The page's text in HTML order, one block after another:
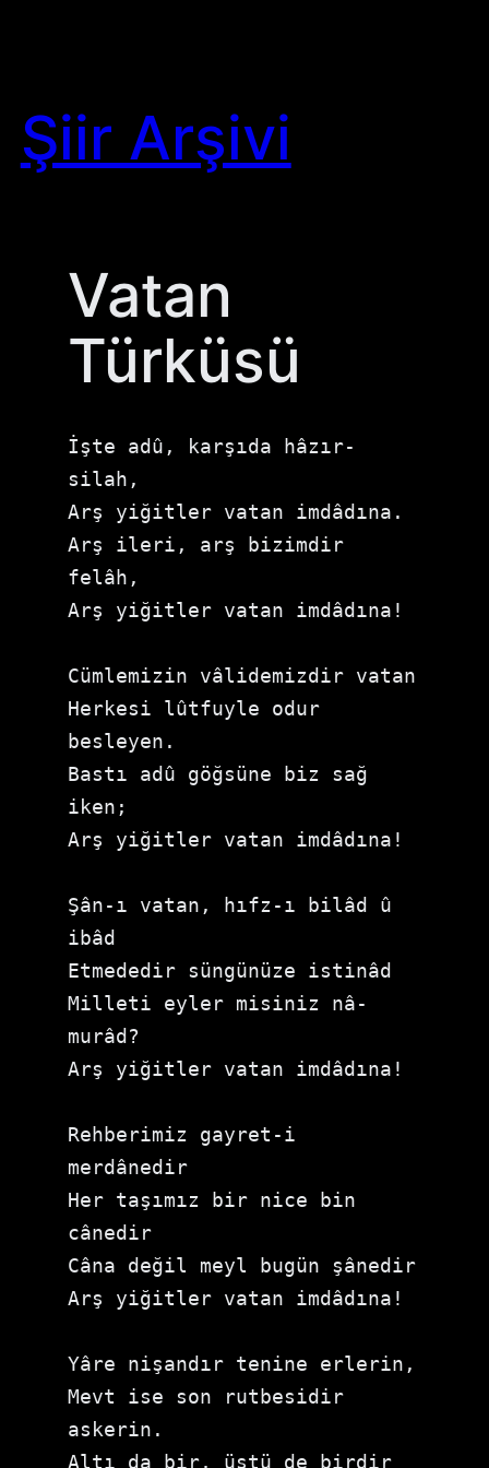
Şiir Arşivi
Vatan
Türküsü
İşte adû, karşıda hâzır-
silah,
Arş yiğitler vatan imdâdına.
Arş ileri, arş bizimdir
felâh,
Arş yiğitler vatan imdâdına!
Cümlemizin vâlidemizdir vatan
Herkesi lûtfuyle odur
besleyen.
Bastı adû göğsüne biz sağ
iken;
Arş yiğitler vatan imdâdına!
Şân-ı vatan, hıfz-ı bilâd û
ibâd
Etmededir süngünüze istinâd
Milleti eyler misiniz nâ-
murâd?
Arş yiğitler vatan imdâdına!
Rehberimiz gayret-i
merdânedir
Her taşımız bir nice bin
cânedir
Câna değil meyl bugün şânedir
Arş yiğitler vatan imdâdına!
Yâre nişandır tenine erlerin,
Mevt ise son rutbesidir
askerin.
Altı da bir, üstü de birdir